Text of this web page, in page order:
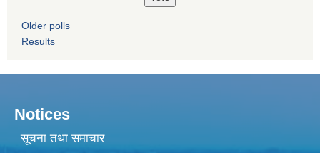
Older polls
Results
Notices
सूचना तथा समाचार